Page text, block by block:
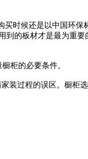
时候还是以中国环保
到的板材才是最为重
柜的必要条件。
装过程的误区。橱柜